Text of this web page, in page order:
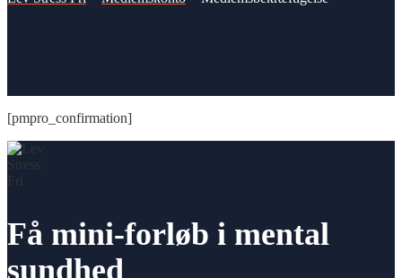
[pmpro_confirmation]
Få mini-forløb i mental
sundhed